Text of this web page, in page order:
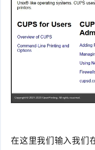
在这里我们输入我们